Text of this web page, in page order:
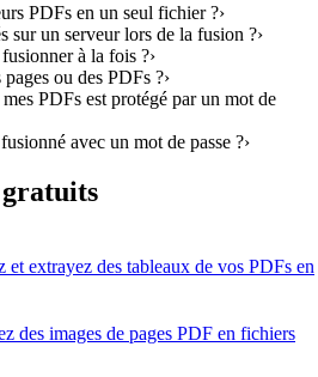
PDFs en un seul fichier ?›
sur un serveur lors de la fusion ?›
à la fois ?›
ou des PDFs ?›
PDFs est protégé par un mot de
avec un mot de passe ?›
et extrayez des tableaux de vos PDFs en
des images de pages PDF en fichiers